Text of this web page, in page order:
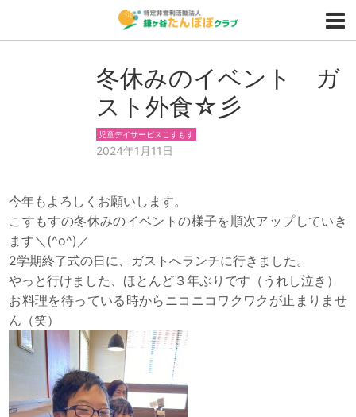
冬休みのイベント ガ
スト外食☆彡
児童デイサービスこすもす
2024年1月11日
今年もよろしくお願いします。
こすもすの冬休みのイベントの様子を順次アップしていき
ます＼(^o^)／
2学期終了式の日に、ガストへランチに行きました。
やっと行けました、ほとんど３年ぶりです（うれし泣き）
お料理を待っている時からニコニコワクワクが止まりませ
ん（笑）